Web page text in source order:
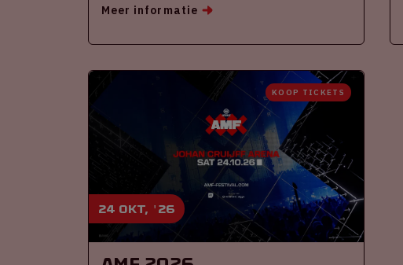
Meer informatie
24 okt, '26
KOOP TICKETS